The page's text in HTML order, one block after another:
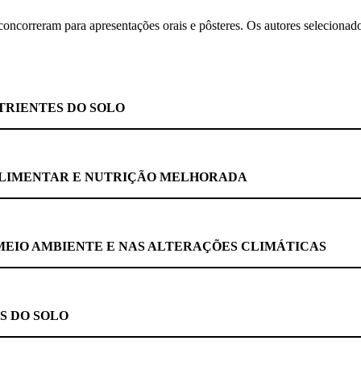
para apresentações orais e pôsteres. Os autores
DO SOLO
E NUTRIÇÃO MELHORADA
AMBIENTE E NAS ALTERAÇÕES CLIMÁTICAS
DO SOLO